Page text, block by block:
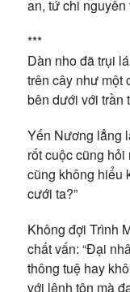
an, tứ chi nguyên
***
Dàn nho đã trụi
trên cây như một
bên dưới với trần
Yến Nương lẳng
rốt cuộc cũng
cũng không hiểu
cưới ta?”
Không đợi Trình
chất vấn: “Đại
thông tuệ hay
với lệnh tôn mà